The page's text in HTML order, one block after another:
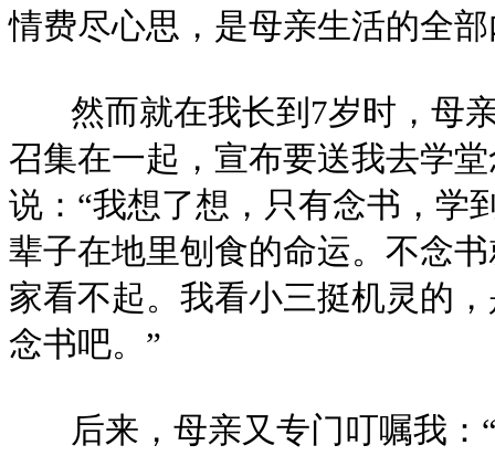
情费尽心思，是母亲生活的全
然而就在我长到7岁时，母
召集在一起，宣布要送我去学
说：“我想了想，只有念书，学
辈子在地里刨食的命运。不念
家看不起。我看小三挺机灵的
念书吧。”
后来，母亲又专门叮嘱我：